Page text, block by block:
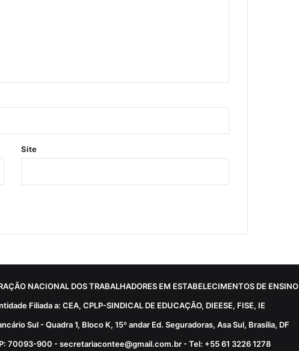
Site
NACIONAL DOS TRABALHADORES EM ESTABELECIMENTOS DE ENSINO
Filiada a: CEA, CPLP-SINDICAL DE EDUCAÇÃO, DIEESE, FISE, IE
Sul - Quadra 1, Bloco K, 15º andar Ed. Seguradoras, Asa Sul, Brasília, DF
70093-900 - secretariacontee@gmail.com.br - Tel: +55 61 3226 1278